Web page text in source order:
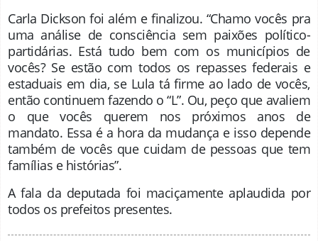
Carla Dickson foi além e finalizou. “Chamo vocês pra
uma análise de consciência sem paixões político-
partidárias. Está tudo bem com os municípios de
vocês? Se estão com todos os repasses federais e
estaduais em dia, se Lula tá firme ao lado de vocês,
então continuem fazendo o “L”. Ou, peço que avaliem
o que vocês querem nos próximos anos de
mandato. Essa é a hora da mudança e isso depende
também de vocês que cuidam de pessoas que tem
famílias e histórias”.
A fala da deputada foi maciçamente aplaudida por
todos os prefeitos presentes.